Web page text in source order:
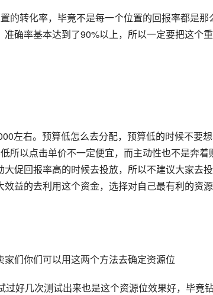
转化率，毕竟不是每一个位置的回报率都是那
确率基本达到了90%以上，所以一定要把这个
左右。预算低怎么去分配，预算低的时候不要
所以点击单价不一定便宜，而主动性也不是奔着
促回报率高的时候去投放，所以不建议大家去
益的去利用这个资金，选择对自己最有利的资源
们你们可以用这两个方法去确定资源位
好几次测试出来也是这个资源位效果好，毕竟